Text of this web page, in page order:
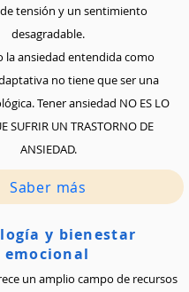
tensión y un sentimiento
desagradable.
la ansiedad entendida como
no tiene que ser una
Tener ansiedad NO ES LO
SUFRIR UN TRASTORNO DE
ANSIEDAD.
Saber más
y bienestar
emocional
un amplio campo de recursos